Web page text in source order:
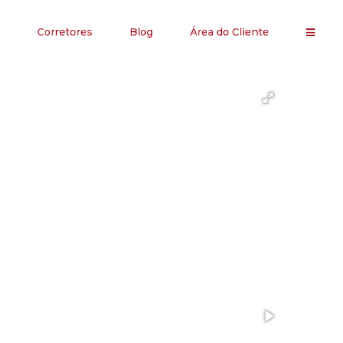
Corretores Blog Área do Cliente